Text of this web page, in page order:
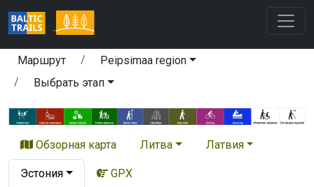
Маршрут
Peipsimaa region
Выбрать этап
Обзорная карта Литва Латвия
Эстония GPX